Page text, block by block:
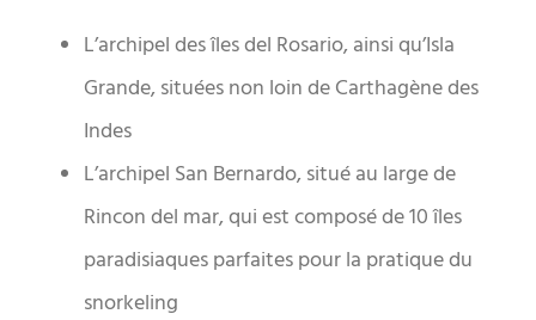
L’archipel des îles del Rosario, ainsi qu’Isla
Grande, situées non loin de Carthagène des
Indes
L’archipel San Bernardo, situé au large de
Rincon del mar, qui est composé de 10 îles
paradisiaques parfaites pour la pratique du
snorkeling